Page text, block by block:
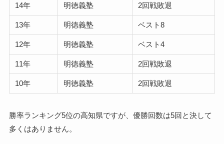
14年 明徳義塾 2回戦敗退
13年 明徳義塾 ベスト8
12年 明徳義塾 ベスト4
11年 明徳義塾 2回戦敗退
10年 明徳義塾 2回戦敗退
勝率ランキング5位の高知県ですが、優勝回数は5回と決して
多くはありません。